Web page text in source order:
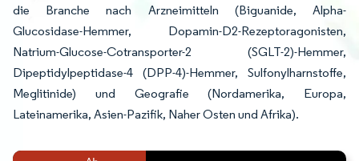
die Branche nach Arzneimitteln (Biguanide, Alpha-
Glucosidase-Hemmer, Dopamin-D2-Rezeptoragonisten,
Natrium-Glucose-Cotransporter-2 (SGLT-2)-Hemmer,
Dipeptidylpeptidase-4 (DPP-4)-Hemmer, Sulfonylharnstoffe,
Meglitinide) und Geografie (Nordamerika, Europa,
Lateinamerika, Asien-Pazifik, Naher Osten und Afrika).